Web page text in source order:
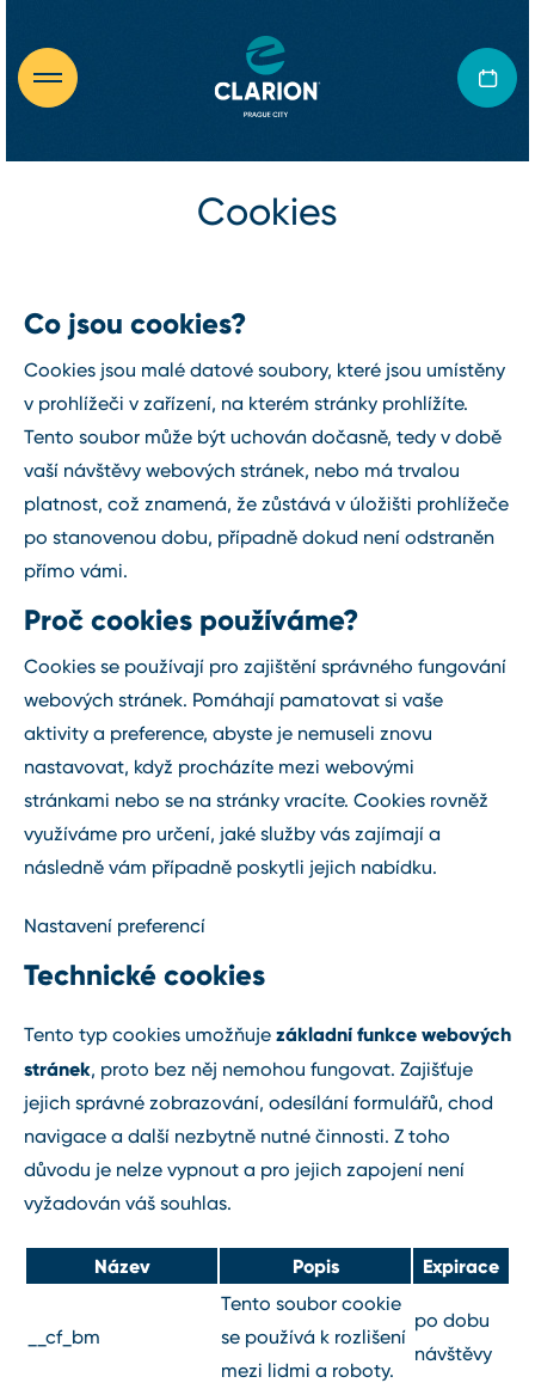
Cookies
Co jsou cookies?
Cookies jsou malé datové soubory, které jsou umístěny
v prohlížeči v zařízení, na kterém stránky prohlížíte.
Tento soubor může být uchován dočasně, tedy v době
vaší návštěvy webových stránek, nebo má trvalou
platnost, což znamená, že zůstává v úložišti prohlížeče
po stanovenou dobu, případně dokud není odstraněn
přímo vámi.
Proč cookies používáme?
Cookies se používají pro zajištění správného fungování
webových stránek. Pomáhají pamatovat si vaše
aktivity a preference, abyste je nemuseli znovu
nastavovat, když procházíte mezi webovými
stránkami nebo se na stránky vracíte. Cookies rovněž
využíváme pro určení, jaké služby vás zajímají a
následně vám případně poskytli jejich nabídku.
Nastavení preferencí
Technické cookies
Tento typ cookies umožňuje základní funkce webových
stránek, proto bez něj nemohou fungovat. Zajišťuje
jejich správné zobrazování, odesílání formulářů, chod
navigace a další nezbytně nutné činnosti. Z toho
důvodu je nelze vypnout a pro jejich zapojení není
vyžadován váš souhlas.
Název Popis Expirace
__cf_bm
Tento soubor cookie
se používá k rozlišení
mezi lidmi a roboty.
po dobu
návštěvy